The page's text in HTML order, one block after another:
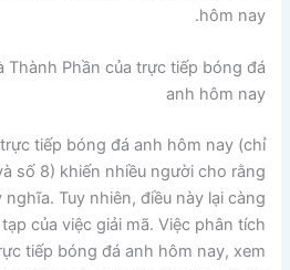
hôm nay.
Thành Phần của trực tiếp bóng đá
anh hôm nay
tiếp bóng đá anh hôm nay (chỉ
số 8) khiến nhiều người cho rằng
Tuy nhiên, điều này lại càng
của việc giải mã. Việc phân tích
tiếp bóng đá anh hôm nay, xem